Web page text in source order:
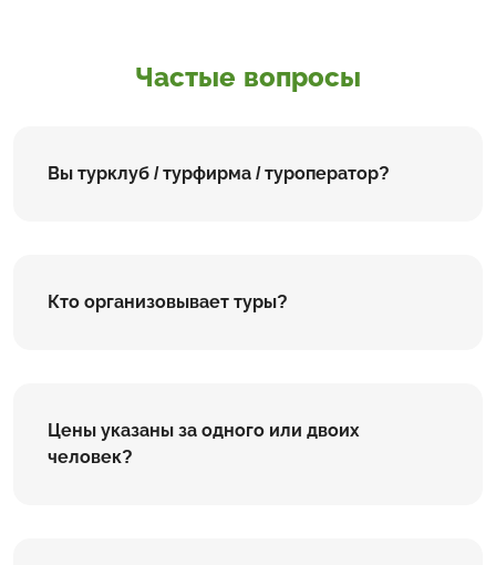
Частые вопросы
Вы турклуб / турфирма / туроператор?
Кто организовывает туры?
Цены указаны за одного или двоих
человек?